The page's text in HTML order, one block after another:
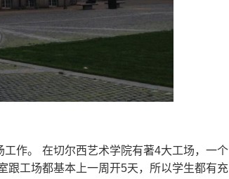
作。 在切尔西艺术学院有著4大工场，一个
跟工场都基本上一周开5天，所以学生都有充